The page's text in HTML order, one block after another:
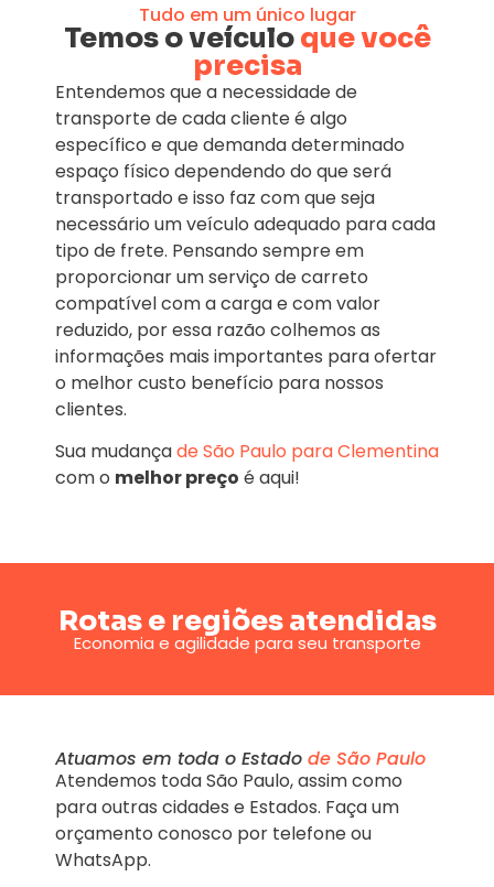
Tudo em um único lugar
Temos o veículoque você
precisa
Entendemos que a necessidade de
transporte de cada cliente é algo
específico e que demanda determinado
espaço físico dependendo do que será
transportado e isso faz com que seja
necessário um veículo adequado para cada
tipo de frete. Pensando sempre em
proporcionar um serviço de carreto
compatível com a carga e com valor
reduzido, por essa razão colhemos as
informações mais importantes para ofertar
o melhor custo benefício para nossos
clientes.
Sua mudançade São Paulo para Clementina
com o melhor preço é aqui!
Rotas e regiões atendidas
Economia e agilidade para seu transporte
Atuamos em toda o Estado de São Paulo
Atendemos toda São Paulo, assim como
para outras cidades e Estados. Faça um
orçamento conosco por telefone ou
WhatsApp.